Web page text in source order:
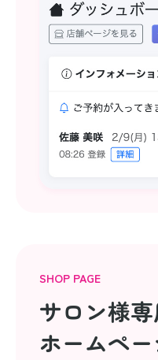
SHOP PAGE
サロン様専
ホームペ